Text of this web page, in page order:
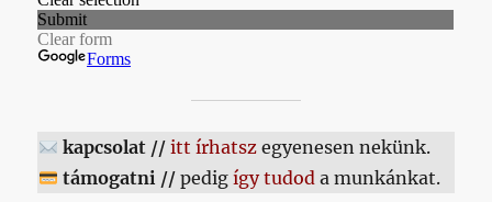
kapcsolat // itt írhatszegyenesen nekünk.
támogatni //pedig így tudoda munkánkat.